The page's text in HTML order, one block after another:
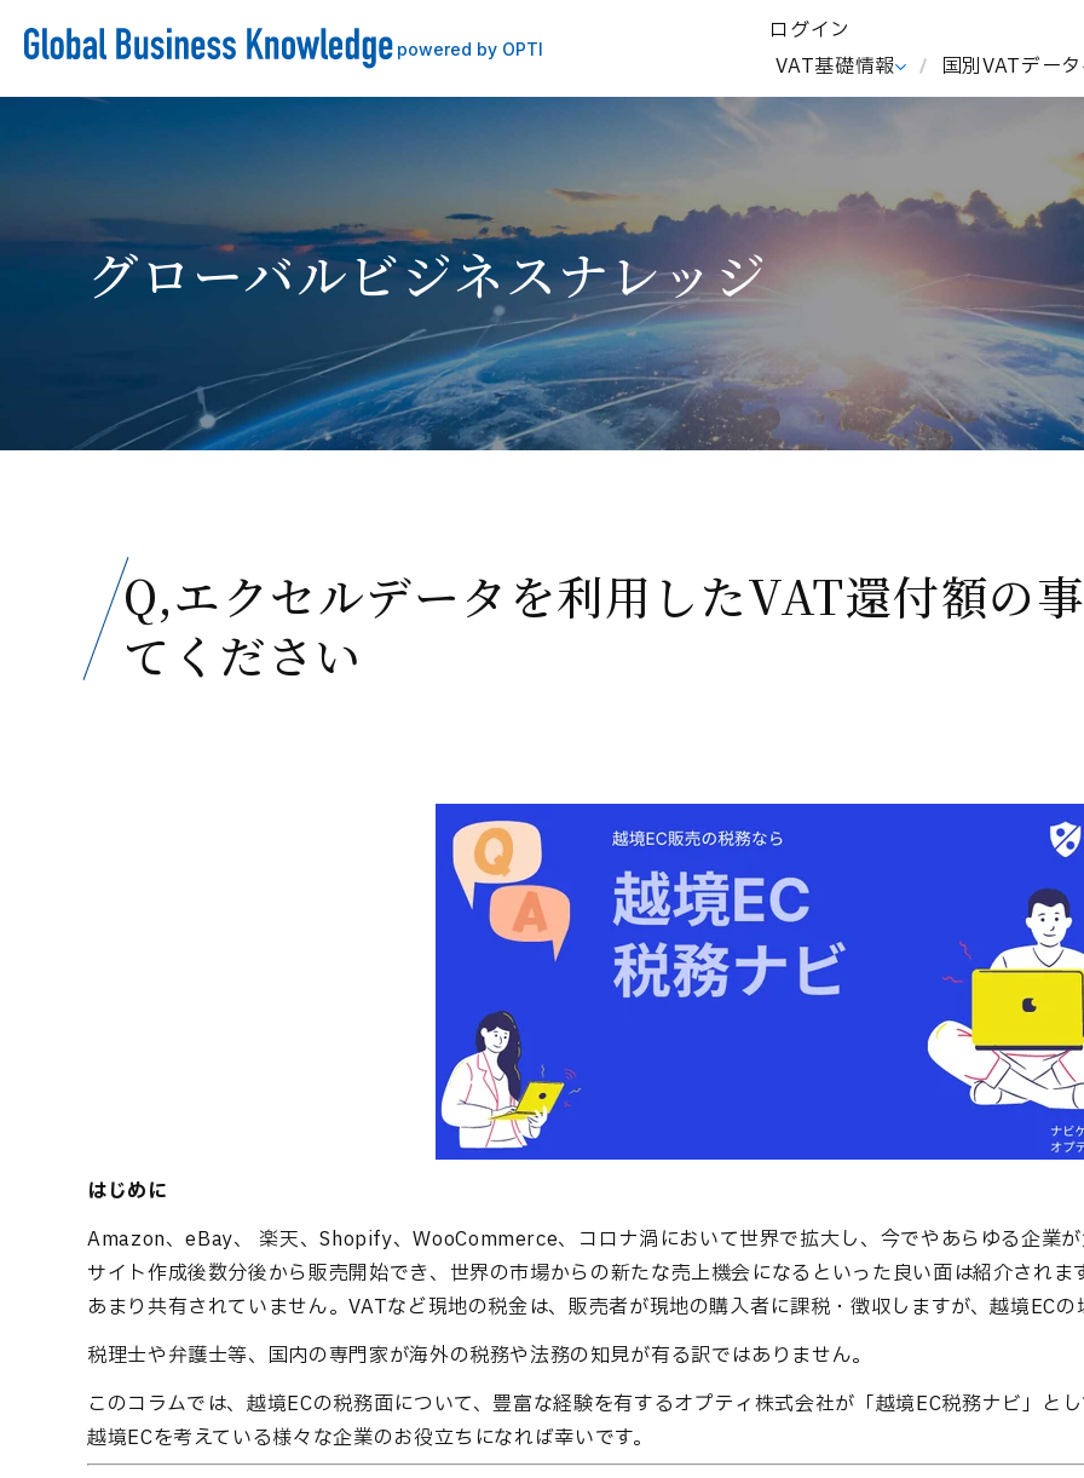
powered by OPTI
VAT基礎情報 国別VATデー
ログイン
グローバルビジネスナレッジ
Q,エクセルデータを利用したVAT還付額の
てください
はじめに
Amazon、eBay、 楽天、Shopify、WooCommerce、コロナ渦において世界で拡大し、今でやあらゆる企業
サイト作成後数分後から販売開始でき、世界の市場からの新たな売上機会になるといった良い面は紹介され
あまり共有されていません。VATなど現地の税金は、販売者が現地の購入者に課税・徴収しますが、越境ECの
税理士や弁護士等、国内の専門家が海外の税務や法務の知見が有る訳ではありません。
このコラムでは、越境ECの税務面について、豊富な経験を有するオプティ株式会社が「越境EC税務ナビ」と
越境ECを考えている様々な企業のお役立ちになれば幸いです。